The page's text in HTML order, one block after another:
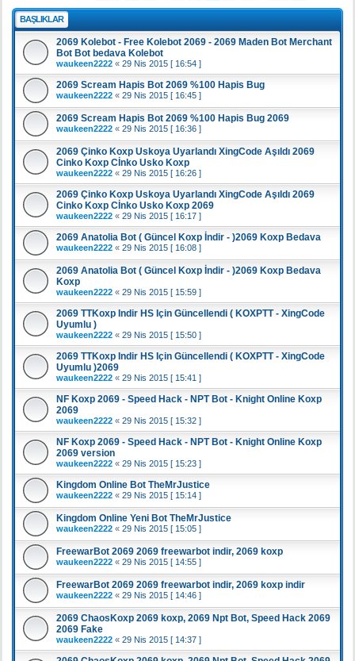
BAŞLIKLAR
2069 Kolebot - Free Kolebot 2069 - 2069 Maden Bot Merchant
Bot Bot bedava Kolebot
waukeen2222 « 29 Nis 2015 [ 16:54 ]
2069 Scream Hapis Bot 2069 %100 Hapis Bug
waukeen2222 « 29 Nis 2015 [ 16:45 ]
2069 Scream Hapis Bot 2069 %100 Hapis Bug 2069
waukeen2222 « 29 Nis 2015 [ 16:36 ]
2069 Çinko Koxp Uskoya Uyarlandı XingCode Aşıldı 2069
Cinko Koxp Cİnko Usko Koxp
waukeen2222 « 29 Nis 2015 [ 16:26 ]
2069 Çinko Koxp Uskoya Uyarlandı XingCode Aşıldı 2069
Cinko Koxp Cİnko Usko Koxp 2069
waukeen2222 « 29 Nis 2015 [ 16:17 ]
2069 Anatolia Bot ( Güncel Koxp İndir - )2069 Koxp Bedava
waukeen2222 « 29 Nis 2015 [ 16:08 ]
2069 Anatolia Bot ( Güncel Koxp İndir - )2069 Koxp Bedava
Koxp
waukeen2222 « 29 Nis 2015 [ 15:59 ]
2069 TTKoxp Indir HS Için Güncellendi ( KOXPTT - XingCode
Uyumlu )
waukeen2222 « 29 Nis 2015 [ 15:50 ]
2069 TTKoxp Indir HS Için Güncellendi ( KOXPTT - XingCode
Uyumlu )2069
waukeen2222 « 29 Nis 2015 [ 15:41 ]
NF Koxp 2069 - Speed Hack - NPT Bot - Knight Online Koxp
2069
waukeen2222 « 29 Nis 2015 [ 15:32 ]
NF Koxp 2069 - Speed Hack - NPT Bot - Knight Online Koxp
2069 version
waukeen2222 « 29 Nis 2015 [ 15:23 ]
Kingdom Online Bot TheMrJustice
waukeen2222 « 29 Nis 2015 [ 15:14 ]
Kingdom Online Yeni Bot TheMrJustice
waukeen2222 « 29 Nis 2015 [ 15:05 ]
FreewarBot 2069 2069 freewarbot indir, 2069 koxp
waukeen2222 « 29 Nis 2015 [ 14:55 ]
FreewarBot 2069 2069 freewarbot indir, 2069 koxp indir
waukeen2222 « 29 Nis 2015 [ 14:46 ]
2069 ChaosKoxp 2069 koxp, 2069 Npt Bot, Speed Hack 2069
2069 Fake
waukeen2222 « 29 Nis 2015 [ 14:37 ]